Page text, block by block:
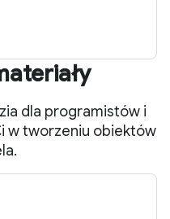
dla programistów i
w tworzeniu obiektów